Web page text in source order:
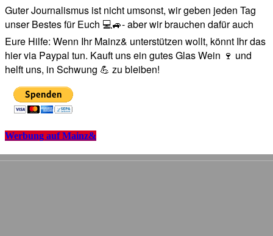
Guter Journalismus ist nicht umsonst, wir geben jeden Tag
unser Bestes für Euch 💻🚙- aber wir brauchen dafür auch
Eure Hilfe: Wenn Ihr Mainz& unterstützen wollt, könnt Ihr das
hier via Paypal tun. Kauft uns ein gutes Glas Wein 🍷 und
helft uns, in Schwung 💪 zu bleiben!
Werbung auf Mainz&